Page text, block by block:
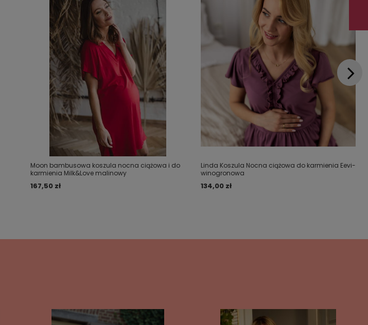
Moon bambusowa koszula nocna ciążowa i do
karmienia Milk&Love malinowy
167,50 zł
Linda Koszula Nocna ciążowa do karmienia Eevi-
winogronowa
134,00 zł